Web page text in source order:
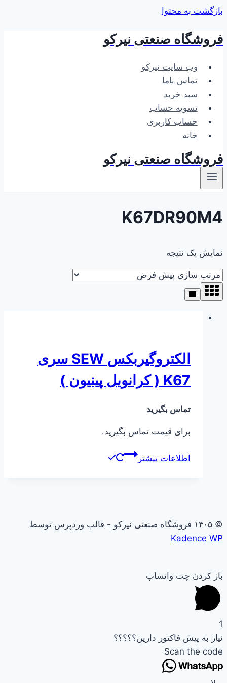
بازگشت به محتوا
فروشگاه صنعتی نیرکو
وب سایت نیرکو
تماس باما
سبد خرید
تسویه حساب
حساب کاربری
خانه
فروشگاه صنعتی نیرکو
K67DR90M4
نمایش یک نتیجه
الکتروگیربکس SEW سری
K67 ( کرانویل پینیون )
تماس بگیرید
برای قیمت تماس بگیرید.
اطلاعات بیشتر
© ۱۴۰۵ فروشگاه صنعتی نیرکو - قالب وردپرس توسط
Kadence WP
باز کردن چت واتساپ
1
نیاز به پیش فاکتور دارین؟؟؟؟؟
Scan the code